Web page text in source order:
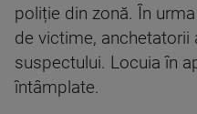
poliție din zonă. În
de victime, anchetatorii
suspectului. Locuia în
întâmplate.